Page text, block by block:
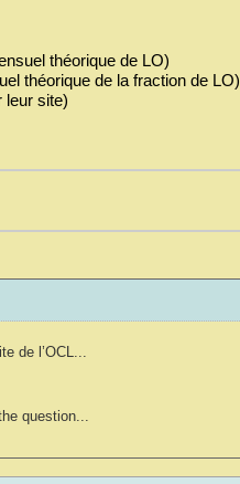
théorique de LO)
théorique de la fraction de LO)
leur site)
de l’OCL...
question...